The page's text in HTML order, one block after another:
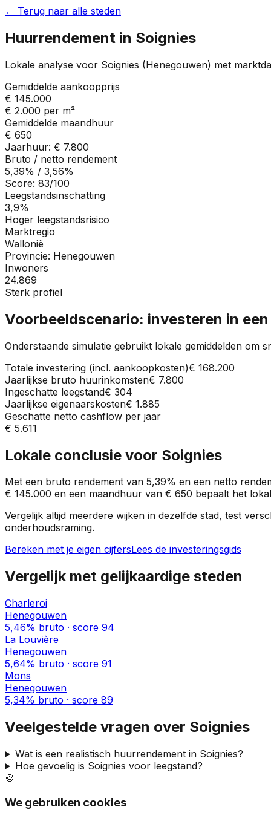
← Terug naar alle steden
Huurrendement in Soignies
Lokale analyse voor Soignies (Henegouwen) met
Gemiddelde aankoopprijs
€ 145.000
€ 2.000 per m²
Gemiddelde maandhuur
€ 650
Jaarhuur: € 7.800
Bruto / netto rendement
5,39% / 3,56%
Score: 83/100
Leegstandsinschatting
3,9%
Hoger leegstandsrisico
Marktregio
Wallonië
Provincie: Henegouwen
Inwoners
24.869
Sterk profiel
Voorbeeldscenario: investeren in
Onderstaande simulatie gebruikt lokale gemiddelden
Totale investering (incl. aankoopkosten)€ 168.200
Jaarlijkse bruto huurinkomsten€ 7.800
Ingeschatte leegstand€ 304
Jaarlijkse eigenaarskosten€ 1.885
Geschatte netto cashflow per jaar
€ 5.611
Lokale conclusie voor Soignies
Met een bruto rendement van 5,39% en een netto
€ 145.000 en een maandhuur van € 650 bepaalt het
Vergelijk altijd meerdere wijken in dezelfde stad, test
onderhoudsraming.
Bereken met je eigen cijfersLees de investeringsgids
Vergelijk met gelijkaardige steden
Charleroi
Henegouwen
5,46% bruto · score 94
La Louvière
Henegouwen
5,64% bruto · score 91
Mons
Henegouwen
5,34% bruto · score 89
Veelgestelde vragen over Soignies
Wat is een realistisch huurrendement in Soignies?
Hoe gevoelig is Soignies voor leegstand?
🍪
We gebruiken cookies